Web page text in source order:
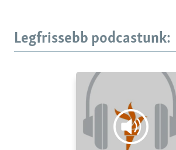
Legfrissebb podcastunk: